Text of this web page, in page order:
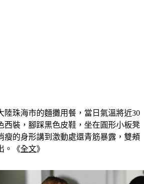
西裝，腳踩黑色皮鞋，坐在圓形小板凳
瘦的身形講到激動處還青筋暴露，雙頰
。《全文》